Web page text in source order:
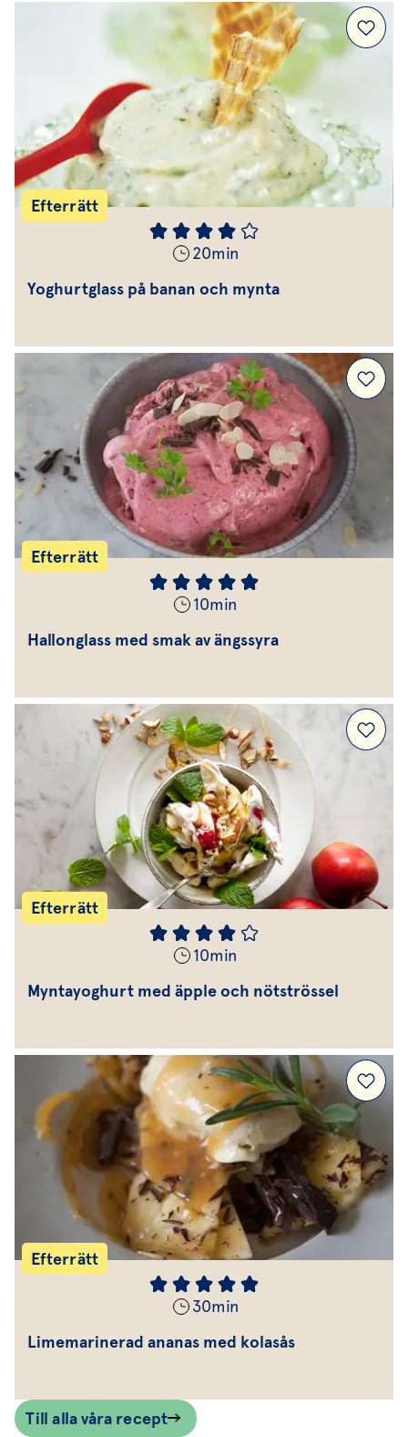
Efterrätt
20min
Yoghurtglass på banan och mynta
Efterrätt
10min
Hallonglass med smak av ängssyra
Efterrätt
10min
Myntayoghurt med äpple och nötströssel
Efterrätt
30min
Limemarinerad ananas med kolasås
Till alla våra recept